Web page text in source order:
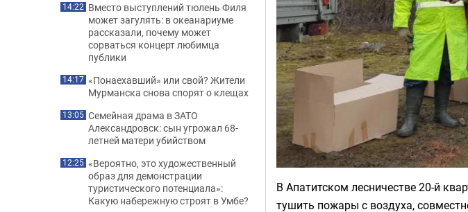
В Апатитском лесничестве 20-й
тушить пожары с воздуха,
14:22 Вместо выступлений тюлень Филя
может загулять: в океанариуме
рассказали, почему может
сорваться концерт любимца
публики
14:17 «Понаехавший» или свой? Жители
Мурманска снова спорят о клещах
13:05 Семейная драма в ЗАТО
Александровск: сын угрожал 68-
летней матери убийством
12:25 «Вероятно, это художественный
образ для демонстрации
туристического потенциала»:
Какую набережную строят в Умбе?